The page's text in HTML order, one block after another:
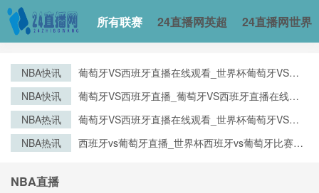
所有联赛 24直播网英超 24直播网世界
NBA快讯
葡萄牙VS西班牙直播在线观看_世界杯葡萄牙VS西
NBA快讯
葡萄牙VS西班牙直播_葡萄牙VS西班牙直播在线观
NBA热讯
葡萄牙VS西班牙直播在线观看_世界杯葡萄牙VS西
NBA热讯
西班牙vs葡萄牙直播_世界杯西班牙vs葡萄牙比赛直
NBA直播